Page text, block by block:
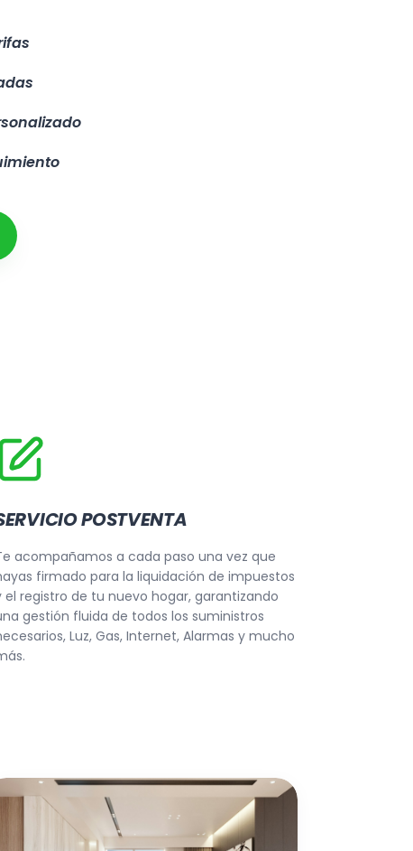
POSTVENTA
acompañamos a cada paso una vez que
firmado para la liquidación de impuestos
el registro de tu nuevo hogar, garantizando
gestión fluida de todos los suministros
Luz, Gas, Internet, Alarmas y mucho